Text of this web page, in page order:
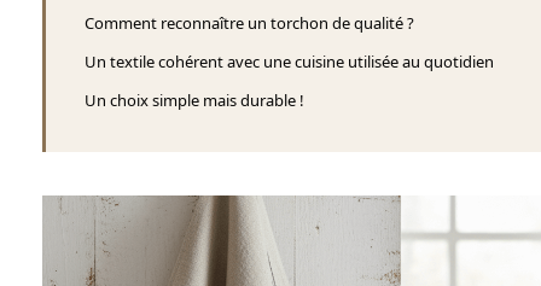
Comment reconnaître un torchon de qualité ?
Un textile cohérent avec une cuisine utilisée au quotidien
Un choix simple mais durable !